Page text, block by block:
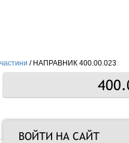
частини / НАПРАВНИК 400.00.023
ВОЙТИ НА САЙТ